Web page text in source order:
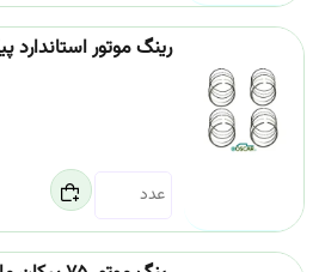
رینگ موتور استاندارد